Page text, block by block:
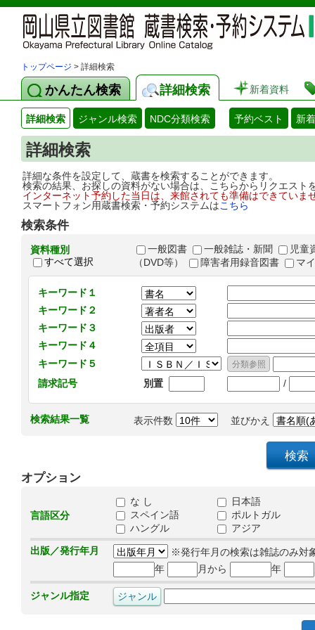
トップページ > 詳細検索
かんたん検索 詳細検索 新着資料
詳細検索 ジャンル検索 NDC分類検索 予約ベスト 新
詳細検索
詳細な条件を設定して、蔵書を検索することができます。
検索の結果、お探しの資料がない場合は、こちらからリクエス
インターネット予約した当日は、来館されても準備はできてい
スマートフォン用蔵書検索・予約システムはこちら
検索条件
資料種別
すべて選択
一般図書 一般雑誌・新聞
児童
（DVD等）
障害者用録音図書 マ
キーワード１
キーワード２
キーワード３
キーワード４
キーワード５
請求記号
別置 /
検索結果一覧 表示件数 並びかえ
オプション
言語区分
な し
日本語
スペイン語
ポルトガル
ハングル
アジア
出版／発行年月
※発行年月の検索は雑誌のみ対
年
月から 年
ジャンル指定